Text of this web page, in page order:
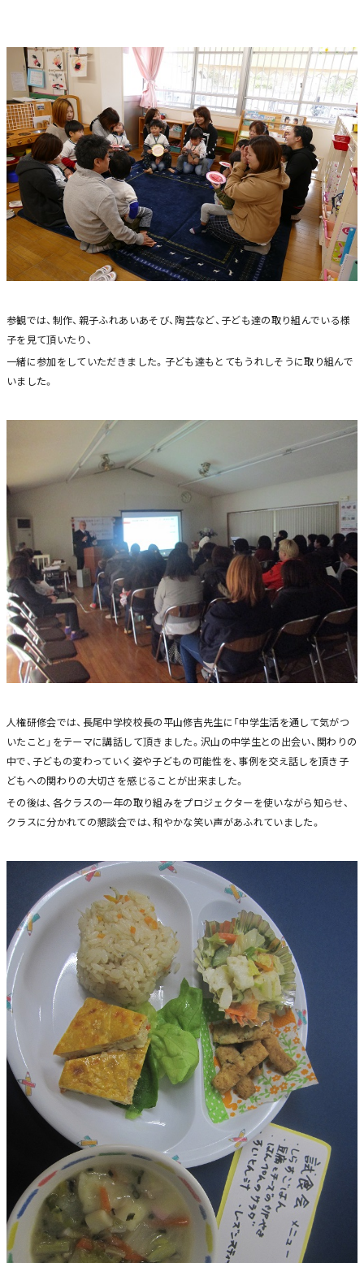
参観では、制作、親子ふれあいあそび、陶芸など、子ども達の取り組んでいる様
子を見て頂いたり、
一緒に参加をしていただきました。子ども達もとてもうれしそうに取り組んで
いました。
人権研修会では、長尾中学校校長の平山修吉先生に「中学生活を通して気がつ
いたこと」をテーマに講話して頂きました。沢山の中学生との出会い、関わりの
中で、子どもの変わっていく姿や子どもの可能性を、事例を交え話しを頂き子
どもへの関わりの大切さを感じることが出来ました。
その後は、各クラスの一年の取り組みをプロジェクターを使いながら知らせ、
クラスに分かれての懇談会では、和やかな笑い声があふれていました。